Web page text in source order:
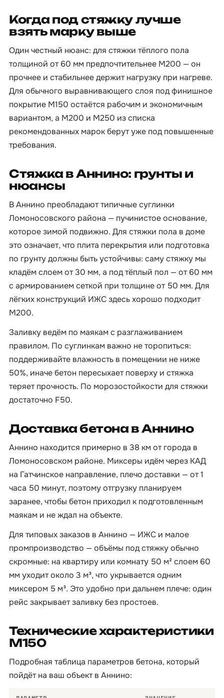
Когда под стяжку лучше
взять марку выше
Один честный нюанс: для стяжки тёплого пола
толщиной от 60 мм предпочтительнее М200 — он
прочнее и стабильнее держит нагрузку при нагреве.
Для обычного выравнивающего слоя под финишное
покрытие М150 остаётся рабочим и экономичным
вариантом, а М200 и М250 из списка
рекомендованных марок берут уже под повышенные
требования.
Стяжка в Аннино: грунты и
нюансы
В Аннино преобладают типичные суглинки
Ломоносовского района — пучинистое основание,
которое зимой подвижно. Для стяжки пола в доме
это означает, что плита перекрытия или подготовка
по грунту должны быть устойчивы: саму стяжку мы
кладём слоем от 30 мм, а под тёплый пол — от 60 мм
с армированием сеткой при толщине от 50 мм. Для
лёгких конструкций ИЖС здесь хорошо подходит
М200.
Заливку ведём по маякам с разглаживанием
правилом. По суглинкам важно не торопиться:
поддерживайте влажность в помещении не ниже
50%, иначе бетон пересыхает поверху и стяжка
теряет прочность. По морозостойкости для стяжки
достаточно F50.
Доставка бетона в Аннино
Аннино находится примерно в 38 км от города в
Ломоносовском районе. Миксеры идём через КАД
на Гатчинское направление, плечо доставки — от 1
часа 50 минут, поэтому отгрузку планируем
заранее, чтобы бетон приходил к подготовленным
маякам и не ждал на объекте.
Для типовых заказов в Аннино — ИЖС и малое
промпроизводство — объёмы под стяжку обычно
скромные: на квартиру или комнату 50 м² слоем 60
мм уходит около 3 м³, что укрывается одним
миксером 5 м³. Это удобно при дальнем плече: один
рейс закрывает заливку без простоев.
Технические характеристики
М150
Подробная таблица параметров бетона, который
пойдёт на ваш объект в Аннино: